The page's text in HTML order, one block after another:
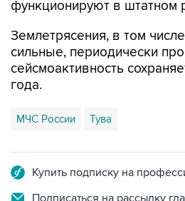
функционируют в штатном
Землетрясения, в том
сильные, периодически
сейсмоактивность
года.
МЧС России Тува
Купить подписку на
Подписаться на рассылку